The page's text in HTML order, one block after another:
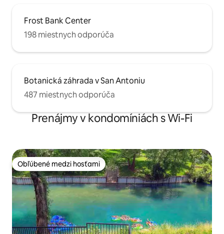
Frost Bank Center
198 miestnych odporúča
Botanická záhrada v San Antoniu
487 miestnych odporúča
Prenájmy v kondomíniách s Wi-Fi
Obľúbené medzi hosťami
Obľúbené medzi hosťami